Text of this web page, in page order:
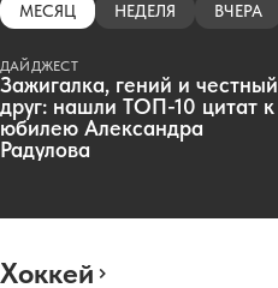
МЕСЯЦ НЕДЕЛЯ ВЧЕРА
ДАЙДЖЕСТ
Зажигалка, гений и честный
друг: нашли ТОП-10 цитат к
юбилею Александра
Радулова
Хоккей